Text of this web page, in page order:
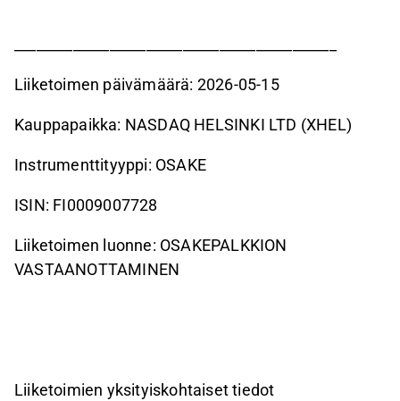
Liiketoimen päivämäärä: 2026-05-15
Kauppapaikka: NASDAQ HELSINKI LTD (XHEL)
Instrumenttityyppi: OSAKE
ISIN: FI0009007728
Liiketoimen luonne: OSAKEPALKKION
VASTAANOTTAMINEN
Liiketoimien yksityiskohtaiset tiedot